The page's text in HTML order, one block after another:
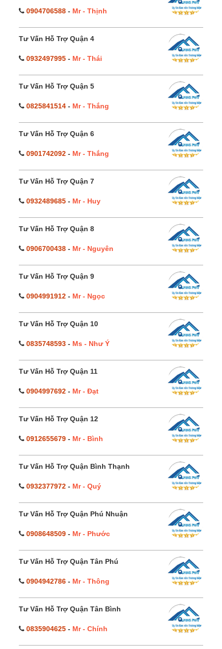
0904706588 - Mr - Thịnh
Tư Vấn Hỗ Trợ Quận 4
0932497995 - Mr - Thái
Tư Vấn Hỗ Trợ Quận 5
0825841514 - Mr - Thắng
Tư Vấn Hỗ Trợ Quận 6
0901742092 - Mr - Thắng
Tư Vấn Hỗ Trợ Quận 7
0932489685 - Mr - Huy
Tư Vấn Hỗ Trợ Quận 8
0906700438 - Mr - Nguyên
Tư Vấn Hỗ Trợ Quận 9
0904991912 - Mr - Ngọc
Tư Vấn Hỗ Trợ Quận 10
0835748593 - Ms - Như Ý
Tư Vấn Hỗ Trợ Quận 11
0904997692 - Mr - Đạt
Tư Vấn Hỗ Trợ Quận 12
0912655679 - Mr - Bình
Tư Vấn Hỗ Trợ Quận Bình Thạnh
0932377972 - Mr - Quý
Tư Vấn Hỗ Trợ Quận Phú Nhuận
0908648509 - Mr - Phước
Tư Vấn Hỗ Trợ Quận Tân Phú
0904942786 - Mr - Thông
Tư Vấn Hỗ Trợ Quận Tân Bình
0835904625 - Mr - Chính